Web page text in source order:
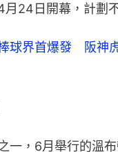
24日開幕，計劃
球界首爆發　阪神
一，6月舉行的溫